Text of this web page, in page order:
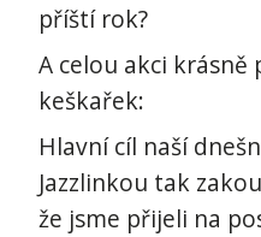
příští rok?
A celou akci krásně
keškařek:
Hlavní cíl naší
Jazzlinkou tak
že jsme přijeli na